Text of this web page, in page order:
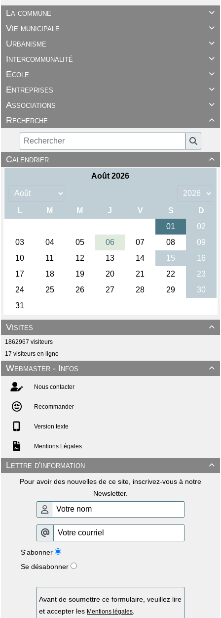

La commune

Vie municipale

Urbanisme

Intercommunalité

Ecole

Entreprises

Associations

Recherche

Calendrier

Visites
1862967 visiteurs
17 visiteurs en ligne

Webmaster - Infos
Nous contacter
Recommander
Version texte
Mentions Légales

Lettre d'information
Pour avoir des nouvelles de ce site, inscrivez-vous à notre
Newsletter.
S'abonner
Se désabonner
Avant de soumettre ce formulaire, veuillez lire
et accepter les Mentions légales